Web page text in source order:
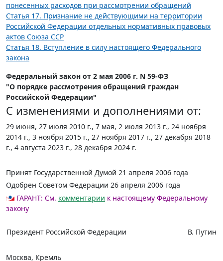
понесенных расходов при рассмотрении обращений
Статья 17. Признание не действующими на территории
Российской Федерации отдельных нормативных правовых
актов Союза ССР
Статья 18. Вступление в силу настоящего Федерального
закона
Федеральный закон от 2 мая 2006 г. N 59-ФЗ
"О порядке рассмотрения обращений граждан
Российской Федерации"
С изменениями и дополнениями от:
29 июня, 27 июля 2010 г., 7 мая, 2 июля 2013 г., 24 ноября
2014 г., 3 ноября 2015 г., 27 ноября 2017 г., 27 декабря 2018
г., 4 августа 2023 г., 28 декабря 2024 г.
Принят Государственной Думой 21 апреля 2006 года
Одобрен Советом Федерации 26 апреля 2006 года
ГАРАНТ: См. комментарии к настоящему Федеральному
закону
Президент Российской Федерации В. Путин
Москва, Кремль